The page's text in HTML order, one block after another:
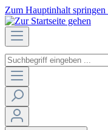
Zum Hauptinhalt springen